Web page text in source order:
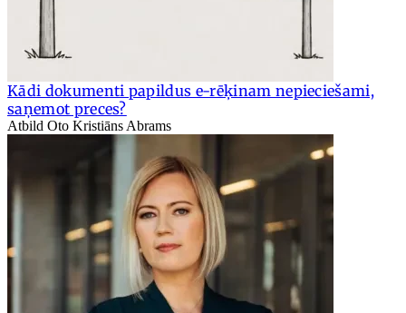
Kādi dokumenti papildus e-rēķinam nepieciešami,
saņemot preces?
Atbild Oto Kristiāns Abrams